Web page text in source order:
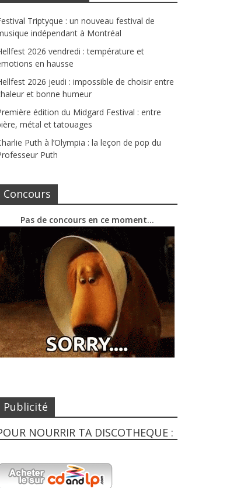
Triptyque : un nouveau festival de
indépendant à Montréal
2026 vendredi : température et
en hausse
2026 jeudi : impossible de choisir entre
et bonne humeur
édition du Midgard Festival : entre
métal et tatouages
Puth à l’Olympia : la leçon de pop du
Puth
Concours
Pas de concours en ce moment…
Publicité
NOURRIR TA DISCOTHEQUE :